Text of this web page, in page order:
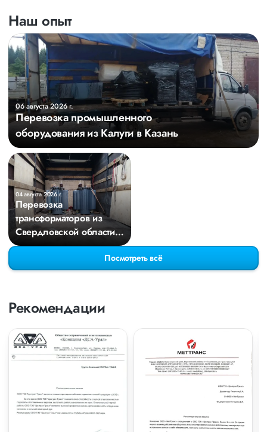
Наш опыт
06 августа 2026 г.
Перевозка промышленного
оборудования из Калуги в Казань
04 августа 2026 г.
Перевозка
трансформаторов из
Свердловской области в
Киров
Посмотреть всё
Рекомендации